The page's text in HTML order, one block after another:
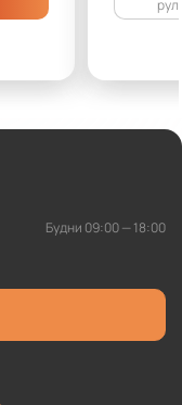
Будни 09:00 — 18:00